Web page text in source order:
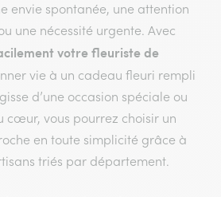
envie spontanée, une attention
une nécessité urgente. Avec
votre fleuriste de
vie à un cadeau fleuri rempli
d’une occasion spéciale ou
cœur, vous pourrez choisir un
en toute simplicité grâce à
triés par département.